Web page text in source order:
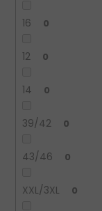
16 0
12 0
14 0
39/42 0
43/46 0
XXL/3XL 0